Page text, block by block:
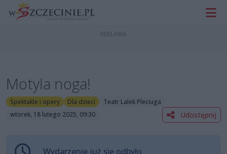
Motyla noga!
Spektakle i opery Dla dzieci
Teatr Lalek Pleciuga
wtorek, 18 lutego 2025, 09:30
Udostępnij
Wydarzenie już się odbyło